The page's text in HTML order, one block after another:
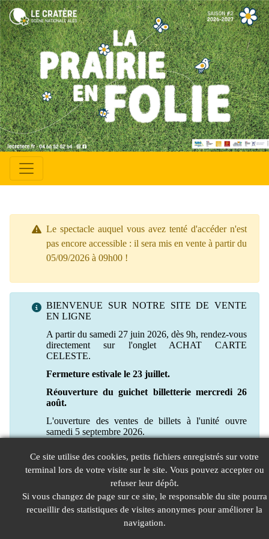
Le spectacle auquel vous avez tenté d'accéder n'est
pas encore accessible : il sera mis en vente à partir du
05/09/2026 à 09h00 !
BIENVENUE SUR NOTRE SITE DE VENTE
EN LIGNE
A partir du samedi 27 juin 2026, dès 9h, rendez-vous
directement sur l'onglet ACHAT CARTE
CELESTE.
Fermeture estivale le 23 juillet.
Réouverture du guichet billetterie mercredi 26
août.
L'ouverture des ventes de billets à l'unité ouvre
samedi 5 septembre 2026.
Ce site utilise des cookies, petits fichiers enregistrés sur votre
terminal lors de votre visite sur le site. Vous pouvez accepter ou
refuser leur dépôt.
Si vous changez de page sur ce site, le responsable du site pourra
recueillir des statistiques de visites anonymes pour améliorer la
navigation.